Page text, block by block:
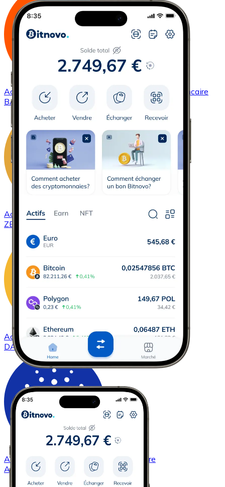
Acheter Basic Attention Tokenavec virement bancaire
BAT
AcheterZCashavec virement bancaire
ZEC
AcheterDAIavec virement bancaire
DAI
Acheter
avec virement bancaire
ADA